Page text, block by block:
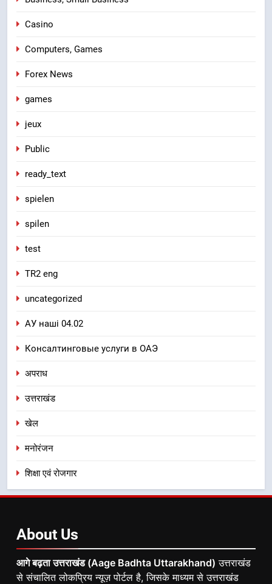
Casino
Computers, Games
Forex News
games
jeux
Public
ready_text
spielen
spilen
test
TR2 eng
uncategorized
АУ наші 04.02
Консалтинговые услуги в ОАЭ
अपराध
उत्तराखंड
खेल
मनोरंजन
शिक्षा एवं रोजगार
About Us
आगे बढ़ता उत्तराखंड (Aage Badhta Uttarakhand) उत्तराखंड
से संचालित लोकप्रिय न्यूज़ पोर्टल है, जिसके माध्यम से उत्तराखंड